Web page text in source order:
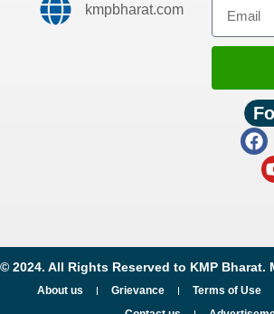
kmpbharat.com
© 2024. All Rights Reserved to KMP Bharat.
About us Grievance Terms of Use